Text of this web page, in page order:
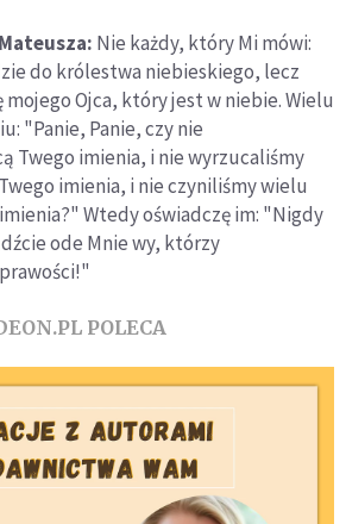
Nie każdy, który Mi mówi:
do królestwa niebieskiego, lecz
Ojca, który jest w niebie. Wielu
"Panie, Panie, czy nie
Twego imienia, i nie wyrzucaliśmy
imienia, i nie czyniliśmy wielu
Wtedy oświadczę im: "Nigdy
ode Mnie wy, którzy
POLECA